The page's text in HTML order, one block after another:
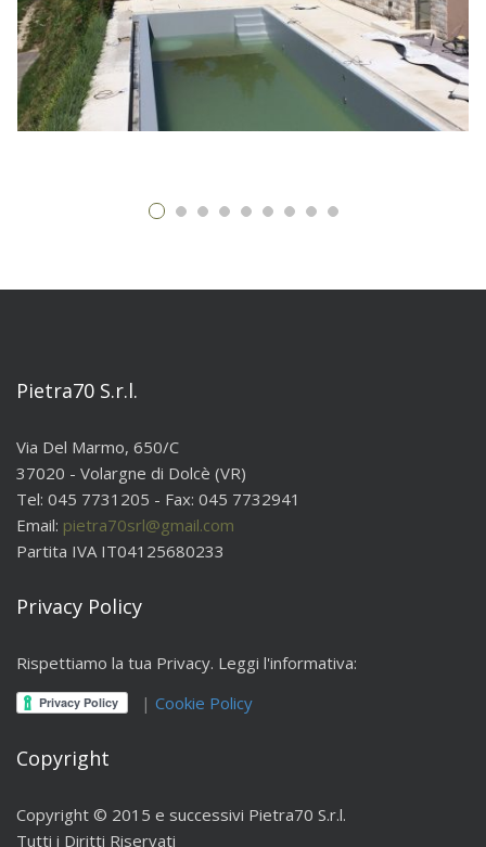
Pietra70 S.r.l.
Via Del Marmo, 650/C
37020 - Volargne di Dolcè (VR)
Tel: 045 7731205 - Fax: 045 7732941
Email: pietra70srl@gmail.com
Partita IVA IT04125680233
Privacy Policy
Rispettiamo la tua Privacy. Leggi l'informativa:
| Cookie Policy
Copyright
Copyright © 2015 e successivi Pietra70 S.r.l.
Tutti i Diritti Riservati